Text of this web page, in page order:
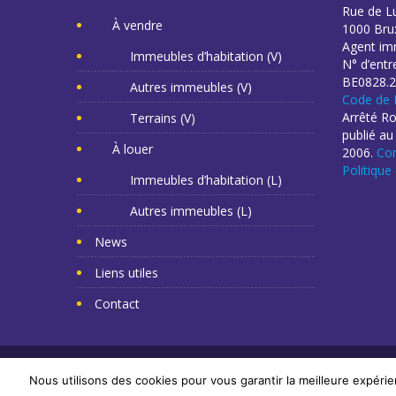
À vendre
Immeubles d’habitation (V)
Autres immeubles (V)
Terrains (V)
À louer
Immeubles d’habitation (L)
Autres immeubles (L)
News
Liens utiles
Contact
Rue de
1000
Agent
N°
Code de
Arrêté
publié
2006.
Copyright Mr Napoléon 2014. Tous droits réservés. -
Nous utilisons des cookies pour vous garantir la meilleure